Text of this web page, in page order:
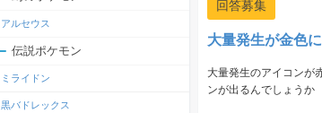
回答募集
大量発生が金色
大量発生のアイコンが
ンが出るんでしょうか
アルセウス
伝説ポケモン
ミライドン
黒バドレックス